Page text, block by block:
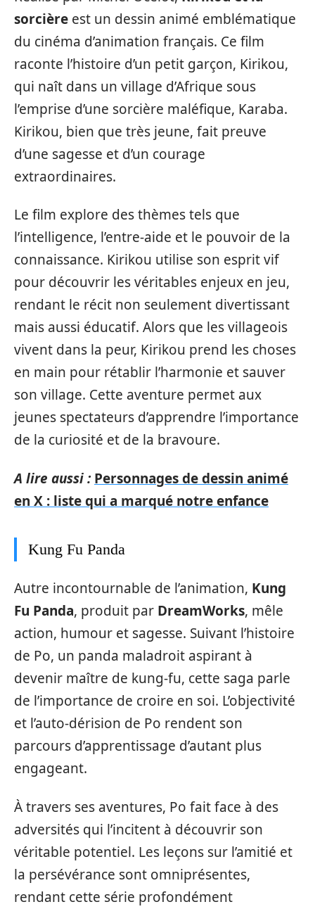
sorcière est un dessin animé emblématique
du cinéma d’animation français. Ce film
raconte l’histoire d’un petit garçon, Kirikou,
qui naît dans un village d’Afrique sous
l’emprise d’une sorcière maléfique, Karaba.
Kirikou, bien que très jeune, fait preuve
d’une sagesse et d’un courage
extraordinaires.
Le film explore des thèmes tels que
l’intelligence, l’entre-aide et le pouvoir de la
connaissance. Kirikou utilise son esprit vif
pour découvrir les véritables enjeux en jeu,
rendant le récit non seulement divertissant
mais aussi éducatif. Alors que les villageois
vivent dans la peur, Kirikou prend les choses
en main pour rétablir l’harmonie et sauver
son village. Cette aventure permet aux
jeunes spectateurs d’apprendre l’importance
de la curiosité et de la bravoure.
A lire aussi : Personnages de dessin animé
en X : liste qui a marqué notre enfance
Kung Fu Panda
Autre incontournable de l’animation, Kung
Fu Panda, produit par DreamWorks, mêle
action, humour et sagesse. Suivant l’histoire
de Po, un panda maladroit aspirant à
devenir maître de kung-fu, cette saga parle
de l’importance de croire en soi. L’objectivité
et l’auto-dérision de Po rendent son
parcours d’apprentissage d’autant plus
engageant.
À travers ses aventures, Po fait face à des
adversités qui l’incitent à découvrir son
véritable potentiel. Les leçons sur l’amitié et
la persévérance sont omniprésentes,
rendant cette série profondément